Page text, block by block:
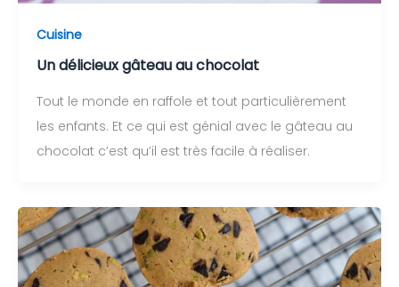
Cuisine
Un délicieux gâteau au chocolat
Tout le monde en raffole et tout particulièrement
les enfants. Et ce qui est génial avec le gâteau au
chocolat c’est qu’il est très facile à réaliser.